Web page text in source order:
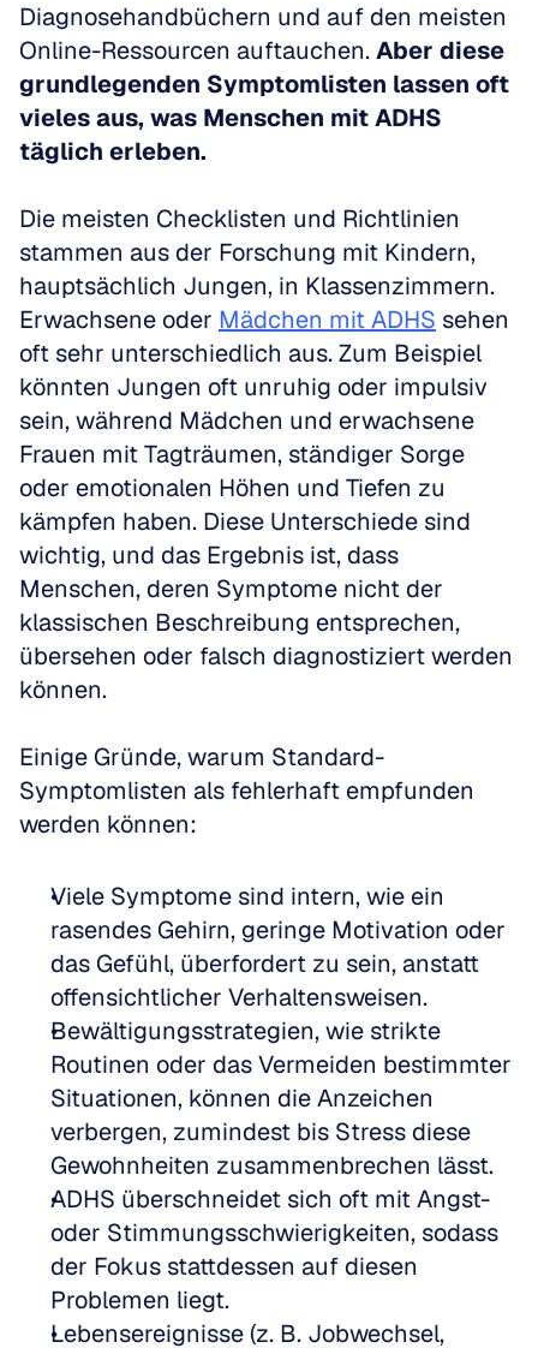
Diagnosehandbüchern und auf den meisten
Online-Ressourcen auftauchen. Aber diese
grundlegenden Symptomlisten lassen oft
vieles aus, was Menschen mit ADHS
täglich erleben.
Die meisten Checklisten und Richtlinien
stammen aus der Forschung mit Kindern,
hauptsächlich Jungen, in Klassenzimmern.
Erwachsene oder Mädchen mit ADHS sehen
oft sehr unterschiedlich aus. Zum Beispiel
könnten Jungen oft unruhig oder impulsiv
sein, während Mädchen und erwachsene
Frauen mit Tagträumen, ständiger Sorge
oder emotionalen Höhen und Tiefen zu
kämpfen haben. Diese Unterschiede sind
wichtig, und das Ergebnis ist, dass
Menschen, deren Symptome nicht der
klassischen Beschreibung entsprechen,
übersehen oder falsch diagnostiziert werden
können.
Einige Gründe, warum Standard-
Symptomlisten als fehlerhaft empfunden
werden können:
Viele Symptome sind intern, wie ein
rasendes Gehirn, geringe Motivation oder
das Gefühl, überfordert zu sein, anstatt
offensichtlicher Verhaltensweisen.
Bewältigungsstrategien, wie strikte
Routinen oder das Vermeiden bestimmter
Situationen, können die Anzeichen
verbergen, zumindest bis Stress diese
Gewohnheiten zusammenbrechen lässt.
ADHS überschneidet sich oft mit Angst-
oder Stimmungsschwierigkeiten, sodass
der Fokus stattdessen auf diesen
Problemen liegt.
Lebensereignisse (z. B. Jobwechsel,